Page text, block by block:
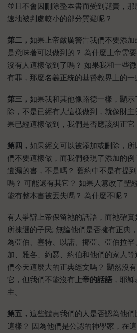
並且不會因刪除整本書而受到譴責，
速地被判處較小的部分質疑呢？
第二， 如果上帝嚴厲警告我們不要添
是意味著可以做到的？ 為什麼上帝需
沒有人這樣做到了嗎？ 如果我和一些
有罪，那麼名義正統的基督教界上的一
第三， 如果我和其他像路德一樣，顯示
除，不是已經有人這樣做到，就像財
果已經這樣做到，我們是否應該糾正它
第四， 如果經文可以被添加或刪除，
們不要這樣做，而我們發現了添加的
遺漏的書，不是嗎？ 舊約中不是有提
嗎？ 可能還有其它？ 如果人篡改了聖
能有整本書被丟失嗎？ 為什麼不呢？
有人爭辯上帝保留祂的話語，而祂確
所揀選的子民; 無論他們是否擁有正典
為亞伯、塞特、以諾、挪亞、亞伯拉
加、雅各、約瑟、約伯和他們的家人
們今天這麼大的正典經文嗎？ 顯然沒
它，但我們不能沒有上帝的話語 ，耶
主。
第五， 這些譴責我們的人是否認為他
這樣？ 因為他們是公認的神學家，在